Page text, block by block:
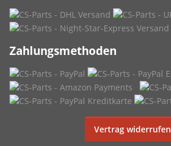
Zahlungsmethoden
Vertrag widerrufen